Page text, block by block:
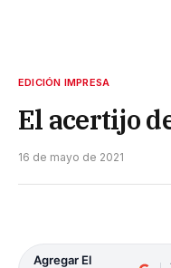
EDICIÓN IMPRESA
El acertijo
16 de mayo de 2021
Agregar El